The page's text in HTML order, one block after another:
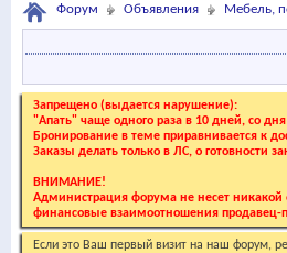
Форум Объявления Мебель,
Запрещено (выдается нарушение):
"Апать" чаще одного раза в 10 дней, со
Бронирование в теме приравнивается к
Заказы делать только в ЛС, о готовности
ВНИМАНИЕ!
Администрация форума не несет никакой
финансовые взаимоотношения продавец-
Если это Ваш первый визит на наш форум,